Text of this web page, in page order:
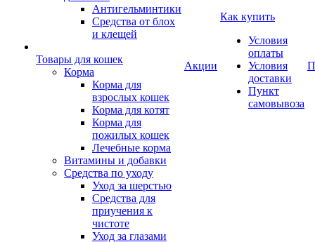
Антигельминтики
Средства от блох
и клещей
Товары для кошек
Корма
Корма для
взрослых кошек
Корма для котят
Корма для
пожилых кошек
Лечебные корма
Витамины и добавки
Средства по уходу
Уход за шерстью
Средства для
приучения к
чистоте
Уход за глазами
Акции
Как купить
Условия
оплаты
Условия
доставки
Пункт
самовывоза